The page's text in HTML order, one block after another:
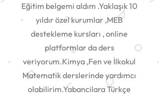
Eğitim belgemi aldım .Yaklaşık 10
yıldır özel kurumlar ,MEB
destekleme kursları , online
platformlar da ders
veriyorum.Kimya ,Fen ve İlkokul
Matematik derslerinde yardımcı
olabilirim.Yabancilara Türkçe